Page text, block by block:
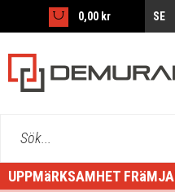
0,00 kr SE
Sök...
UPPMäRKSAMHET